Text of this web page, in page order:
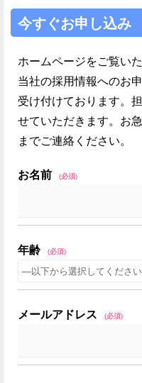
今すぐお申し込み
ホームページをご覧い
当社の採用情報へのお
受け付けております。
せていただきます。お
までご連絡ください。
お名前 (必須)
年齢 (必須)
メールアドレス (必須)